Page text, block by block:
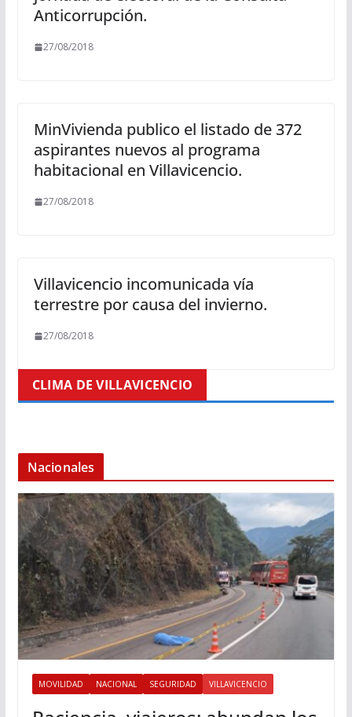
Anticorrupción.
27/08/2018
MinVivienda publico el listado de 372
aspirantes nuevos al programa
habitacional en Villavicencio.
27/08/2018
Villavicencio incomunicada vía
terrestre por causa del invierno.
27/08/2018
CLIMA DE VILLAVICENCIO
Nacionales
MOVILIDAD NACIONAL SEGURIDAD VILLAVICENCIO